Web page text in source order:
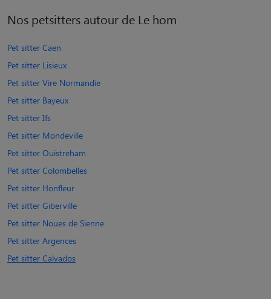
Nos petsitters autour de Le hom
Pet sitter Caen
Pet sitter Lisieux
Pet sitter Vire Normandie
Pet sitter Bayeux
Pet sitter Ifs
Pet sitter Mondeville
Pet sitter Ouistreham
Pet sitter Colombelles
Pet sitter Honfleur
Pet sitter Giberville
Pet sitter Noues de Sienne
Pet sitter Argences
Pet sitter Calvados